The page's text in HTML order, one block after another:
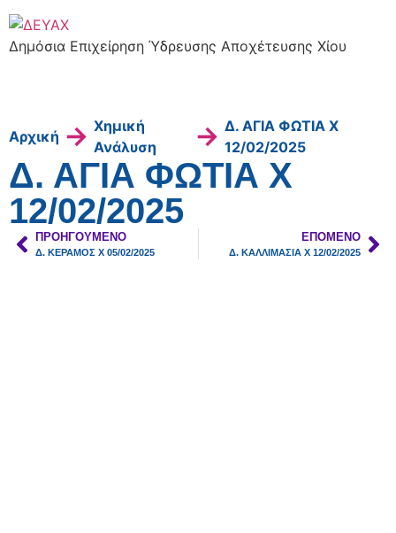
Δημόσια Επιχείρηση Ύδρευσης Αποχέτευσης Χίου
Αρχική → Χημική
Ανάλυση
→ Δ. ΑΓΙΑ ΦΩΤΙΑ Χ
12/02/2025
Δ. ΑΓΙΑ ΦΩΤΙΑ Χ
12/02/2025
ΠΡΟΗΓΟΎΜΕΝΟ
Δ. ΚΕΡΑΜΟΣ Χ 05/02/2025
ΕΠΌΜΕΝΟ
Δ. ΚΑΛΛΙΜΑΣΙΑ Χ 12/02/2025